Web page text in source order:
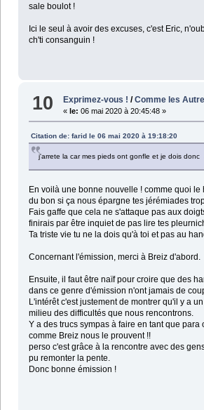
sale boulot !
Ici le seul à avoir des excuses, c'est Eric,
ch'ti consanguin !
10 Exprimez-vous ! /Comme les
«le: 06 mai 2020 à 20:45:48 »
Citation de: farid le 06 mai 2020 à 19:18:20
j'arrete la car mes pieds ont gonfle et je dois donc
En voilà une bonne nouvelle ! comme quoi
du bon si ça nous épargne tes jérémiades
Fais gaffe que cela ne s'attaque pas aux
finirais par être inquiet de pas lire tes
Ta triste vie tu ne la dois qu'à toi et pas au
Concernant l'émission, merci à Breiz d'abord.
Ensuite, il faut être naïf pour croire que des
dans ce genre d'émission n'ont jamais de
L'intérêt c'est justement de montrer qu'il y a
milieu des difficultés que nous rencontrons.
Y a des trucs sympas à faire en tant que para
comme Breiz nous le prouvent !!
perso c'est grâce à la rencontre avec des
pu remonter la pente.
Donc bonne émission !